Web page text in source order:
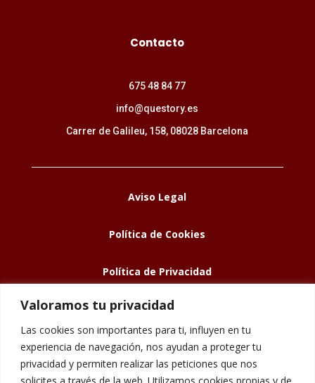
Valoramos tu privacidad
Las cookies son importantes para ti, influyen en tu
experiencia de navegación, nos ayudan a proteger tu
privacidad y permiten realizar las peticiones que nos
solicites a través de la web. Utilizamos cookies propias y de
Contacto
675 48 84 77
info@questory.es
Carrer de Galileu, 158, 08028 Barcelona
Aviso Legal
Política de Cookies
Política de Privacidad
ACCESIBILIDAD